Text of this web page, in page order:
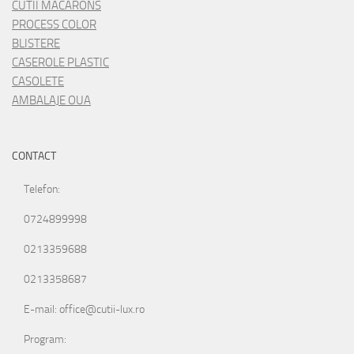
CUTII MACARONS
PROCESS COLOR
BLISTERE
CASEROLE PLASTIC
CASOLETE
AMBALAJE OUA
CONTACT
Telefon:
0724899998
0213359688
0213358687
E-mail: office@cutii-lux.ro
Program: